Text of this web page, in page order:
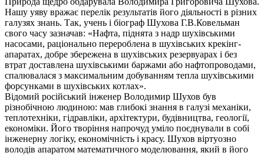
Нашу уяву вражає перелік результатів його діяльності в різних
галузях знань. Так, учень і біограф Шухова Г.В.Ковельман
свого часу зазначав: «Нафта, піднята з надр шухівськими
насосами, раціонально перероблена в шухівських крекінг-
апаратах, добре збережена в шухівських резервуарах і без
втрат доставлена шухівськими баржами або нафтопроводами,
спалювалася з максимальним добуванням тепла шухівськими
форсунками в шухівських котлах».
Відомий російський інженер Володимир Шухов був
різнобічною людиною: мав глибокі знання в галузі механіки,
теплотехніки, гідравліки, архітектури, будівництва, геології,
економіки. Його творіння напрочуд уміло поєднували в собі
інженерну логіку, економічність і красу. Шухов віртуозно
володів апаратом математичного моделювання, який в його